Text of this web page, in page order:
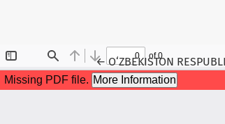
←Maqola tafsilotlariga
O‘ZBEKISTON